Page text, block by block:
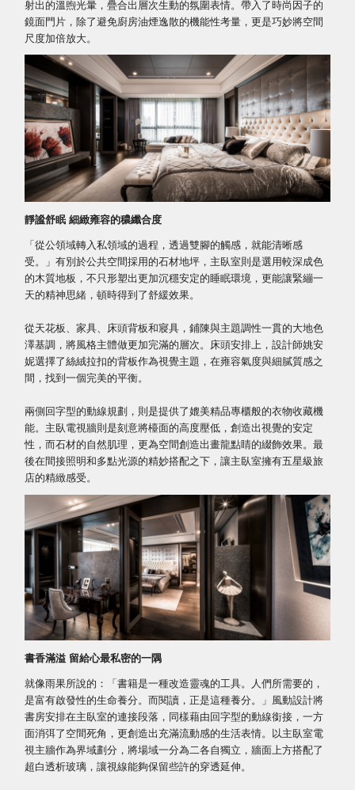
射出的溫煦光暈，疊合出層次生動的氛圍表情。帶入了時尚因子的
鏡面門片，除了避免廚房油煙逸散的機能性考量，更是巧妙將空間
尺度加倍放大。
靜謐舒眠 細緻雍容的穠纖合度
「從公領域轉入私領域的過程，透過雙腳的觸感，就能清晰感
受。」有別於公共空間採用的石材地坪，主臥室則是選用較深成色
的木質地板，不只形塑出更加沉穩安定的睡眠環境，更能讓緊繃一
天的精神思緒，頓時得到了舒緩效果。
從天花板、家具、床頭背板和寢具，鋪陳與主題調性一貫的大地色
澤基調，將風格主體做更加完滿的層次。床頭安排上，設計師姚安
妮選擇了絲絨拉扣的背板作為視覺主題，在雍容氣度與細膩質感之
間，找到一個完美的平衡。
兩側回字型的動線規劃，則是提供了媲美精品專櫃般的衣物收藏機
能。主臥電視牆則是刻意將檯面的高度壓低，創造出視覺的安定
性，而石材的自然肌理，更為空間創造出畫龍點睛的綴飾效果。最
後在間接照明和多點光源的精妙搭配之下，讓主臥室擁有五星級旅
店的精緻感受。
書香滿溢 留給心最私密的一隅
就像雨果所說的：「書籍是一種改造靈魂的工具。人們所需要的，
是富有啟發性的生命養分。而閱讀，正是這種養分。」風動設計將
書房安排在主臥室的連接段落，同樣藉由回字型的動線銜接，一方
面消弭了空間死角，更創造出充滿流動感的生活表情。以主臥室電
視主牆作為界域劃分，將場域一分為二各自獨立，牆面上方搭配了
超白透析玻璃，讓視線能夠保留些許的穿透延伸。